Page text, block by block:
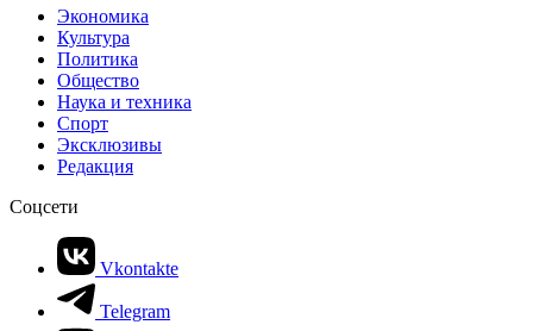
Экономика
Культура
Политика
Общество
Наука и техника
Спорт
Эксклюзивы
Редакция
Соцсети
Vkontakte
Telegram